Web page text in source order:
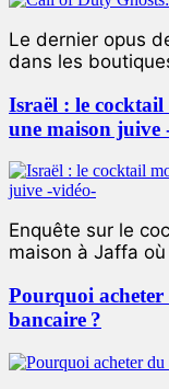
Le dernier opus
dans les
Israël : le
une maison juive
Enquête sur le
maison à Jaffa
Pourquoi
bancaire ?